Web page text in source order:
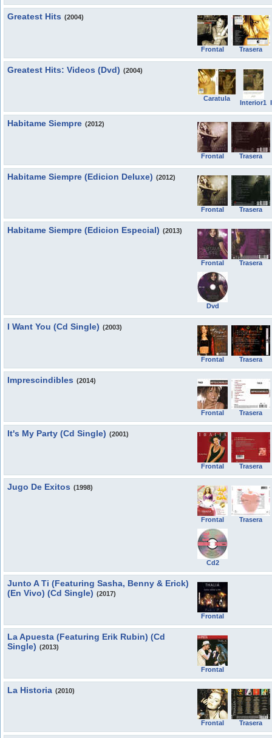
Greatest Hits (2004)
Frontal Trasera
Greatest Hits: Videos (Dvd) (2004)
Caratula
Interior1
Habitame Siempre (2012)
Frontal Trasera
Habitame Siempre (Edicion Deluxe) (2012)
Frontal Trasera
Habitame Siempre (Edicion Especial) (2013)
Frontal Trasera
Dvd
I Want You (Cd Single) (2003)
Frontal Trasera
Imprescindibles (2014)
Frontal Trasera
It's My Party (Cd Single) (2001)
Frontal Trasera
Jugo De Exitos (1998)
Frontal Trasera
Cd2
Junto A Ti (Featuring Sasha, Benny & Erick)
(En Vivo) (Cd Single) (2017)
Frontal
La Apuesta (Featuring Erik Rubin) (Cd
Single) (2013)
Frontal
La Historia (2010)
Frontal Trasera